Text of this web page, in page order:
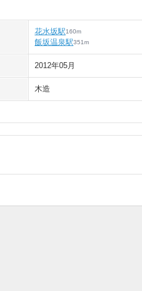
花水坂駅160m
飯坂温泉駅351m
2012年05月
木造